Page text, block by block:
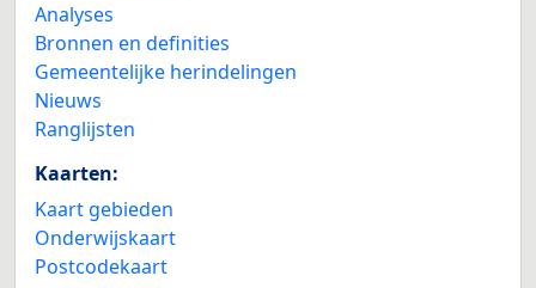
Analyses
Bronnen en definities
Gemeentelijke herindelingen
Nieuws
Ranglijsten
Kaarten:
Kaart gebieden
Onderwijskaart
Postcodekaart